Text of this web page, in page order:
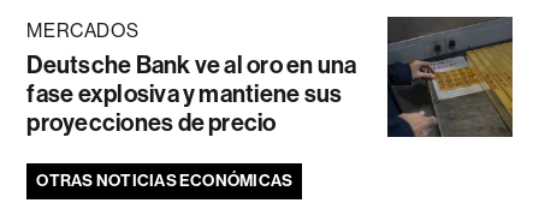
MERCADOS
Deutsche Bank ve al oro en una
fase explosiva y mantiene sus
proyecciones de precio
OTRAS NOTICIAS ECONÓMICAS